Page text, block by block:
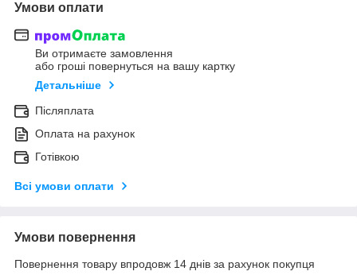
Умови оплати
Ви отримаєте замовлення
або гроші повернуться на вашу картку
Детальніше
Післяплата
Оплата на рахунок
Готівкою
Всі умови оплати
Умови повернення
Повернення товару впродовж 14 днів за рахунок покупця